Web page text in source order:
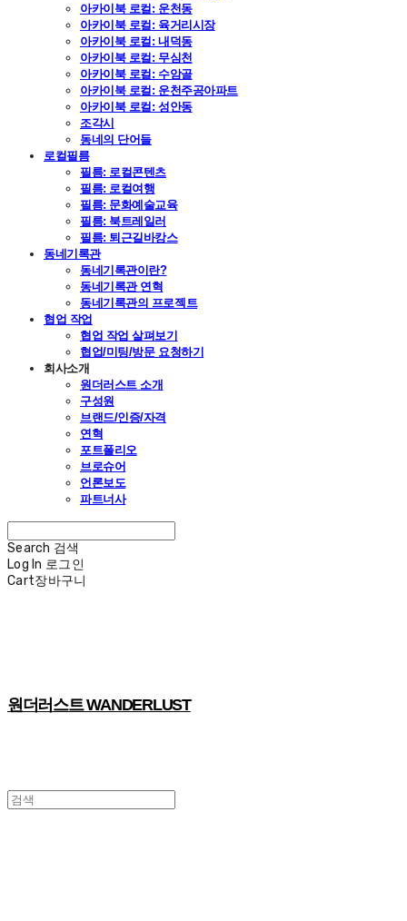
아카이북 로컬: 운천동
아카이북 로컬: 육거리시장
아카이북 로컬: 내덕동
아카이북 로컬: 무심천
아카이북 로컬: 수암골
아카이북 로컬: 운천주공아파트
아카이북 로컬: 성안동
조각시
동네의 단어들
로컬필름
필름: 로컬콘텐츠
필름: 로컬여행
필름: 문화예술교육
필름: 북트레일러
필름: 퇴근길바캉스
동네기록관
동네기록관이란?
동네기록관 연혁
동네기록관의 프로젝트
협업 작업
협업 작업 살펴보기
협업/미팅/방문 요청하기
회사소개
원더러스트 소개
구성원
브랜드/인증/자격
연혁
포트폴리오
브로슈어
언론보도
파트너사
Search 검색
Log In 로그인
Cart장바구니
원더러스트 WANDERLUST